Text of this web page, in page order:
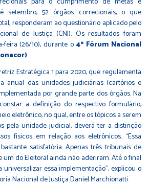
setembro, 52 órgãos correcionais, o que
responderam ao questionário aplicado pelo
de Justiça (CNJ). Os resultados foram
(26/10), durante o 4º Fórum Nacional
.
Estratégica 1 para 2020, que regulamenta
anual das unidades judiciárias (cartórios e
por grande parte dos órgãos. Na
a definição do respectivo formulário,
eletrônico, no qual, entre os tópicos a serem
pela unidade judicial, deverá ter a distinção
físicos em relação aos eletrônicos. “Essa
satisfatória. Apenas três tribunais de
um do Eleitoral ainda não aderiram. Até o final
essa implementação”, explicou o
Nacional de Justiça Daniel Marchionatti.